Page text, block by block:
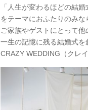
「人生が変わるほどの結婚
をテーマにおふたりのみな
ご家族やゲストにとって他
一生の記憶に残る結婚式を
CRAZY WEDDING（クレ